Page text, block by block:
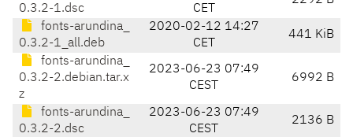
0.3.2-1.dsc
CET
fonts-arundina_
0.3.2-1_all.deb
2020-02-12 14:27
CET
441 KiB
fonts-arundina_
0.3.2-2.debian.tar.x
z
2023-06-23 07:49
CEST
6992 B
fonts-arundina_
0.3.2-2.dsc
2023-06-23 07:49
CEST
2136 B